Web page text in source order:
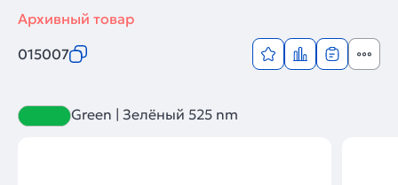
Архивный товар
015007
Green | Зелёный 525 nm